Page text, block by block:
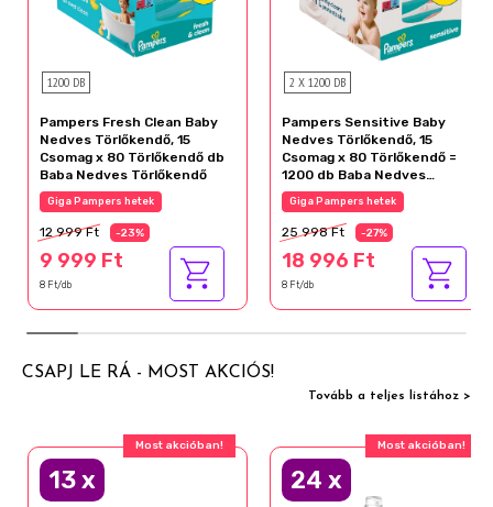
1200 DB
Pampers Fresh Clean Baby
Nedves Törlőkendő, 15
Csomag x 80 Törlőkendő db
Baba Nedves Törlőkendő
Giga Pampers hetek
12 999 Ft -23%
9 999 Ft
8 Ft/db
2 X 1200 DB
Pampers Sensitive Baby
Nedves Törlőkendő, 15
Csomag x 80 Törlőkendő =
1200 db Baba Nedves
Törlőkendő
Giga Pampers hetek
25 998 Ft -27%
18 996 Ft
8 Ft/db
CSAPJ LE RÁ - MOST AKCIÓS!
Tovább a teljes listához >
Most akcióban!
13x
Most akcióban!
24 x